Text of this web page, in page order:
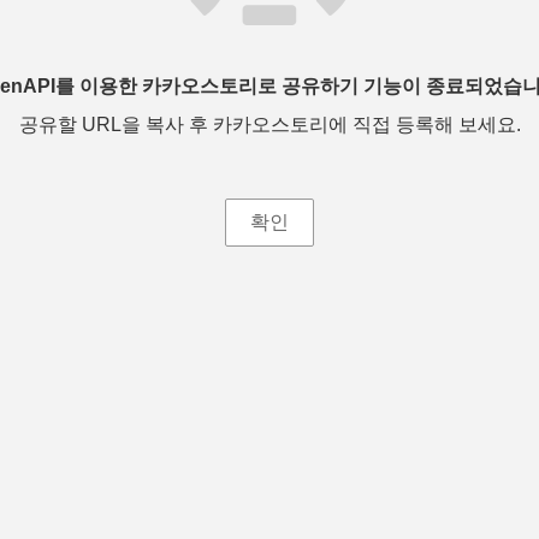
를 이용한 카카오스토리로 공유하기 기능이 종료되었습
공유할 URL을 복사 후 카카오스토리에 직접 등록해 보세요.
확인